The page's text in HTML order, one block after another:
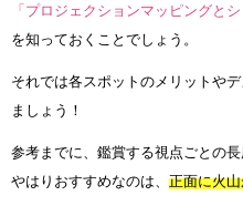
「プロジェクションマッピングと
を知っておくことでしょう。
それでは各スポットのメリットや
ましょう！
参考までに、鑑賞する視点ごとの
やはりおすすめなのは、 正面に火